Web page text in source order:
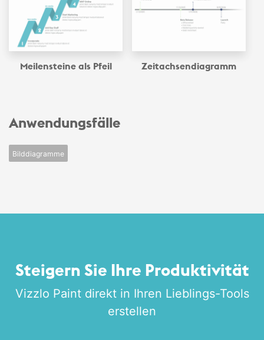
Meilensteine als Pfeil Zeitachsen­diagramm
Anwendungsfälle
Bilddiagramme
Steigern Sie Ihre Produktivität
Vizzlo Paint direkt in Ihren Lieblings-Tools
erstellen